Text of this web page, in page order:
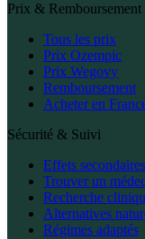
Prix & Remboursement
Tous les prix
Prix Ozempic
Prix Wegovy
Remboursement
Acheter en
Sécurité & Suivi
Effets secondaires
Trouver un
Recherche
Alternatives
Régimes adaptés